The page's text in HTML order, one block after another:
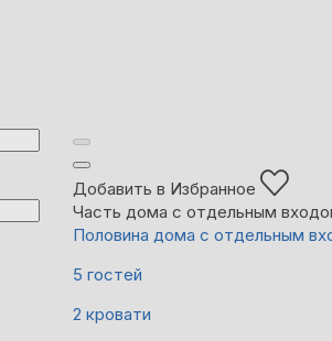
Добавить в Избранное
Часть дома с отдельным
Половина дома с отдельным
5 гостей
2 кровати